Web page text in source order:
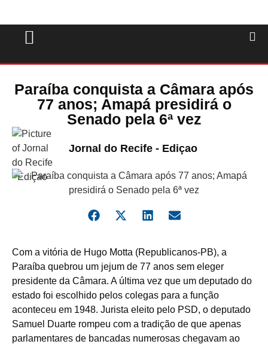
Paraíba conquista a Câmara após
77 anos; Amapá presidirá o
Senado pela 6ª vez
Jornal do Recife - Ediçao
Com a vitória de Hugo Motta (Republicanos-PB), a
Paraíba quebrou um jejum de 77 anos sem eleger
presidente da Câmara. A última vez que um deputado do
estado foi escolhido pelos colegas para a função
aconteceu em 1948. Jurista eleito pelo PSD, o deputado
Samuel Duarte rompeu com a tradição de que apenas
parlamentares de bancadas numerosas chegavam ao